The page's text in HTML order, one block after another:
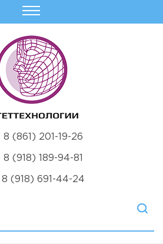
8 (861) 201-19-26
8 (918) 189-94-81
8 (918) 691-44-24